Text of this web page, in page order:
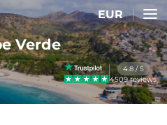
EUR
Verde
4.8 / 5
4509 reviews